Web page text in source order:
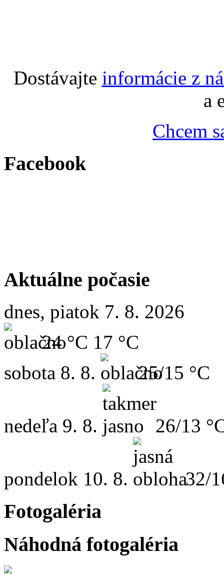
Dostávajte informácie z
a
Chcem
Facebook
Aktuálne počasie
dnes, piatok 7. 8. 2026
24 °C 17 °C
sobota 8. 8. 25/15 °C
nedeľa 9. 8. 26/13
pondelok 10. 8. 32/
Fotogaléria
Náhodná fotogaléria